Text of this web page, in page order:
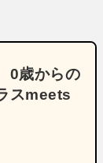
0歳からの
スmeets